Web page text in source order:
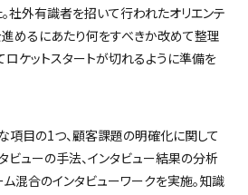
社外有識者を招いて行われたオリエンテ
進めるにあたり何をすべきか改めて整理
ケットスタートが切れるように準備を
項目の1つ、顧客課題の明確化に関して
ビューの手法、インタビュー結果の分析
混合のインタビューワークを実施。知識